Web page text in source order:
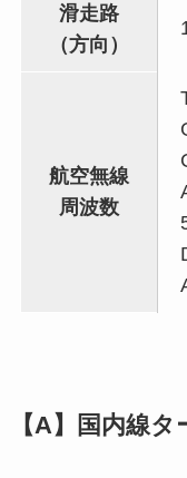
滑走路
（方向）
航空無線
周波数
【A】国内線